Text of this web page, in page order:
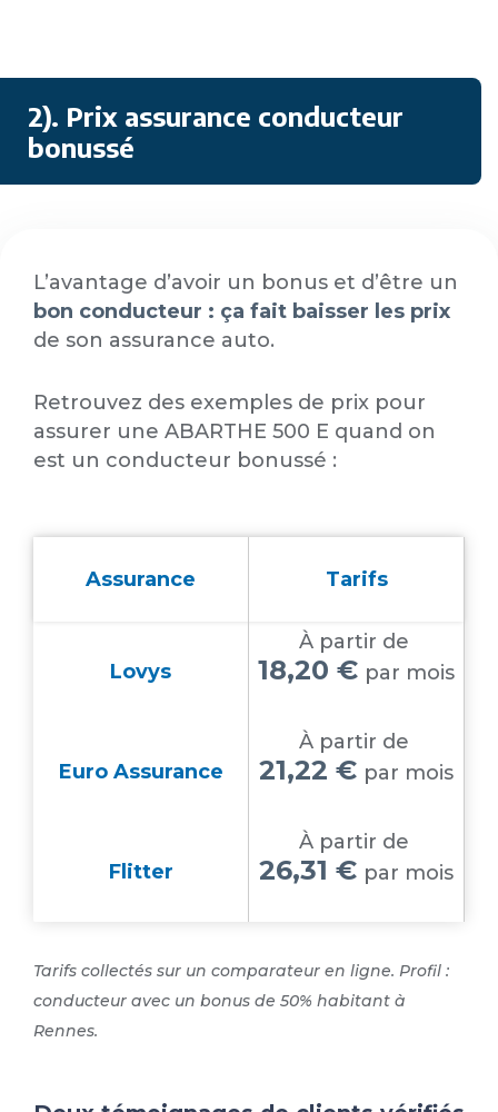
2). Prix assurance conducteur
bonussé
L’avantage d’avoir un bonus et d’être un
bon conducteur : ça fait baisser les prix
de son assurance auto.
Retrouvez des exemples de prix pour
assurer une ABARTHE 500 E quand on
est un conducteur bonussé :
Assurance Tarifs
Lovys
À partir de
18,20 € par mois
Euro Assurance
À partir de
21,22 € par mois
Flitter
À partir de
26,31 € par mois
Tarifs collectés sur un comparateur en ligne. Profil :
conducteur avec un bonus de 50% habitant à
Rennes.